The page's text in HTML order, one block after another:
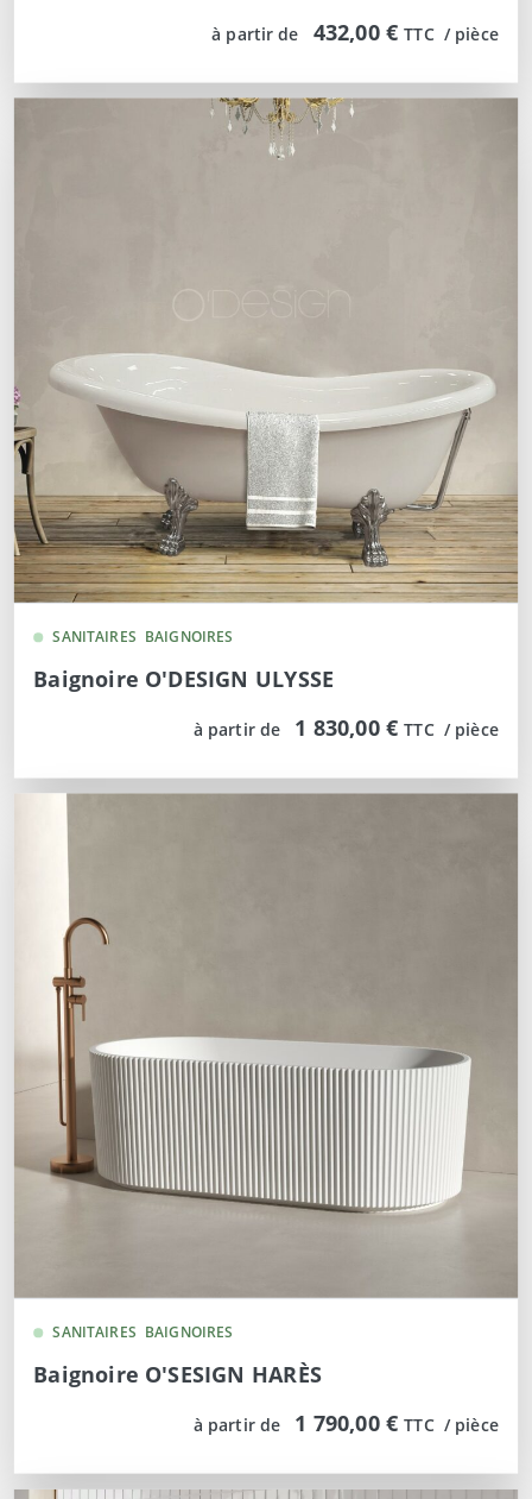
à partir de 432,00 €TTC  / pièce
SANITAIRES BAIGNOIRES
Baignoire O'DESIGN ULYSSE
à partir de 1 830,00 €TTC  / pièce
SANITAIRES BAIGNOIRES
Baignoire O'SESIGN HARÈS
à partir de 1 790,00 €TTC  / pièce